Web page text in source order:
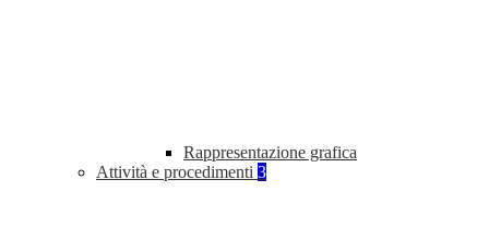
Rappresentazione grafica
Attività e procedimenti 3